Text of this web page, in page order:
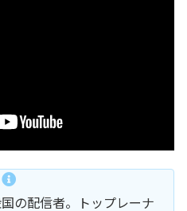
の配信者。トップレーナ